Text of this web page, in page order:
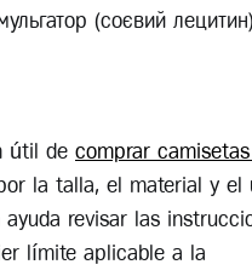
(соєвий
útil de comprar
la talla, el material y el
ayuda revisar las
límite aplicable a la